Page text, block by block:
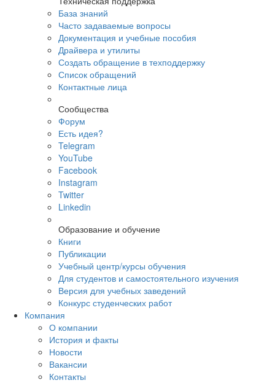
База знаний
Часто задаваемые вопросы
Документация и учебные пособия
Драйвера и утилиты
Создать обращение в техподдержку
Список обращений
Контактные лица
Сообщества
Форум
Есть идея?
Telegram
YouTube
Facebook
Instagram
Twitter
Linkedin
Образование и обучение
Книги
Публикации
Учебный центр/курсы обучения
Для студентов и самостоятельного изучения
Версия для учебных заведений
Конкурс студенческих работ
Компания
О компании
История и факты
Новости
Вакансии
Контакты